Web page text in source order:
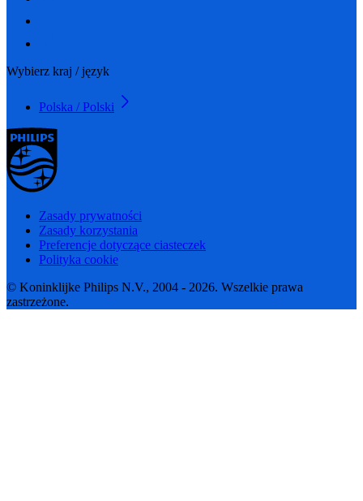
Wybierz kraj / język
Polska / Polski
Zasady prywatności
Zasady korzystania
Preferencje dotyczące ciasteczek
Polityka cookie
© Koninklijke Philips N.V., 2004 - 2026. Wszelkie prawa
zastrzeżone.